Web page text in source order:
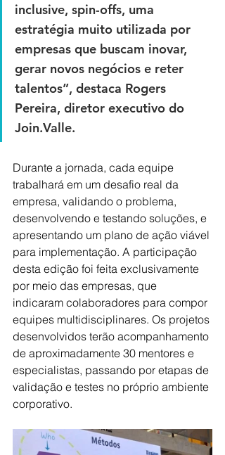
inclusive, spin-offs, uma
estratégia muito utilizada por
empresas que buscam inovar,
gerar novos negócios e reter
talentos”, destaca Rogers
Pereira, diretor executivo do
Join.Valle.
Durante a jornada, cada equipe
trabalhará em um desafio real da
empresa, validando o problema,
desenvolvendo e testando soluções, e
apresentando um plano de ação viável
para implementação. A participação
desta edição foi feita exclusivamente
por meio das empresas, que
indicaram colaboradores para compor
equipes multidisciplinares. Os projetos
desenvolvidos terão acompanhamento
de aproximadamente 30 mentores e
especialistas, passando por etapas de
validação e testes no próprio ambiente
corporativo.